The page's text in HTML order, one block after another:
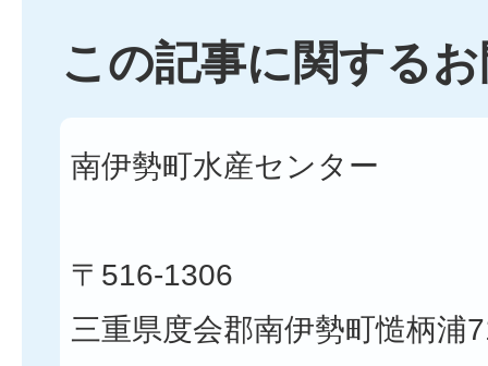
この記事に関する
南伊勢町水産センター
〒516-1306
三重県度会郡南伊勢町慥柄浦